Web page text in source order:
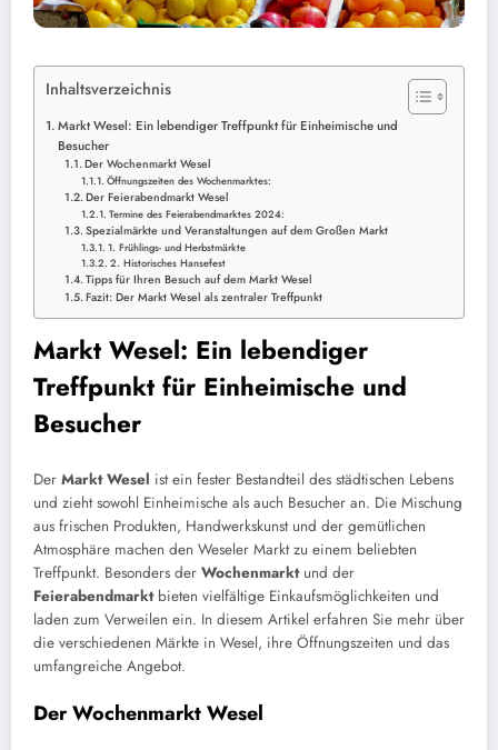
Inhaltsverzeichnis
Markt Wesel: Ein lebendiger Treffpunkt für Einheimische und
Besucher
Der Wochenmarkt Wesel
Öffnungszeiten des Wochenmarktes:
Der Feierabendmarkt Wesel
Termine des Feierabendmarktes 2024:
Spezialmärkte und Veranstaltungen auf dem Großen Markt
1. Frühlings- und Herbstmärkte
2. Historisches Hansefest
Tipps für Ihren Besuch auf dem Markt Wesel
Fazit: Der Markt Wesel als zentraler Treffpunkt
Markt Wesel: Ein lebendiger
Treffpunkt für Einheimische und
Besucher
Der Markt Wesel ist ein fester Bestandteil des städtischen Lebens
und zieht sowohl Einheimische als auch Besucher an. Die Mischung
aus frischen Produkten, Handwerkskunst und der gemütlichen
Atmosphäre machen den Weseler Markt zu einem beliebten
Treffpunkt. Besonders der Wochenmarktund der
Feierabendmarktbieten vielfältige Einkaufsmöglichkeiten und
laden zum Verweilen ein. In diesem Artikel erfahren Sie mehr über
die verschiedenen Märkte in Wesel, ihre Öffnungszeiten und das
umfangreiche Angebot.
Der Wochenmarkt Wesel